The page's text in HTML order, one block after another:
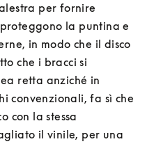
per fornire
la puntina e
in modo che il disco
che i bracci si
retta anziché in
convenzionali, fa sì che
con la stessa
il vinile, per una